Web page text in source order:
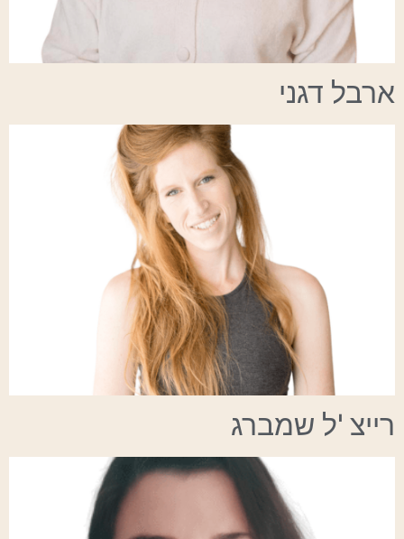
ארבל דגני
רייצ 'ל שמברג